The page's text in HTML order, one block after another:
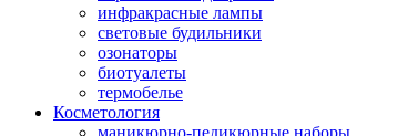
инфракрасные лампы
световые будильники
озонаторы
биотуалеты
термобелье
Косметология
маникюрно-педикюрные наборы